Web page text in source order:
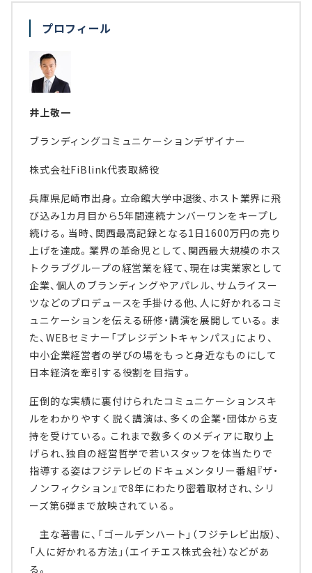
プロフィール
井上敬一
ブランディングコミュニケーションデザイナー
株式会社FiBlink代表取締役
兵庫県尼崎市出身。立命館大学中退後、ホスト業界に飛
び込み1カ月目から5年間連続ナンバーワンをキープし
続ける。当時、関西最高記録となる1日1600万円の売り
上げを達成。業界の革命児として、関西最大規模のホス
トクラブグループの経営業を経て、現在は実業家として
企業、個人のブランディングやアパレル、サムライスー
ツなどのプロデュースを手掛ける他、人に好かれるコミ
ュニケーションを伝える研修・講演を展開している。ま
た、WEBセミナー「プレジデントキャンパス」により、
中小企業経営者の学びの場をもっと身近なものにして
日本経済を牽引する役割を目指す。
圧倒的な実績に裏付けられたコミュニケーションスキ
ルをわかりやすく説く講演は、多くの企業・団体から支
持を受けている。これまで数多くのメディアに取り上
げられ、独自の経営哲学で若いスタッフを体当たりで
指導する姿はフジテレビのドキュメンタリー番組『ザ・
ノンフィクション』で8年にわたり密着取材され、シリ
ーズ第6弾まで放映されている。
主な著書に、「ゴールデンハート」（フジテレビ出版）、
「人に好かれる方法」（エイチエス株式会社）などがあ
る。